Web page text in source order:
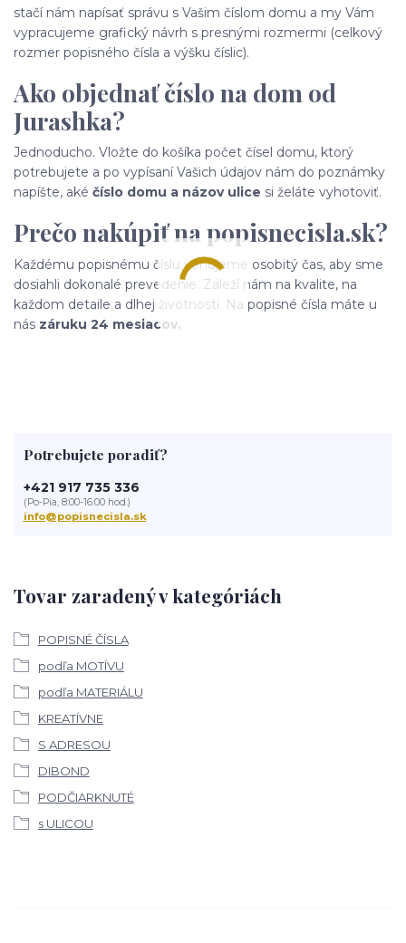
stačí nám napísať správu s Vašim číslom domu a my Vám
vypracujeme grafický návrh s presnými rozmermi (celkový
rozmer popisného čísla a výšku číslic).
Ako objednať číslo na dom od
Jurashka?
Jednoducho. Vložte do košíka počet čísel domu, ktorý
potrebujete a po vypísaní Vašich údajov nám do poznámky
napíšte, aké číslo domu a názov ulice si želáte vyhotoviť.
Prečo nakúpiť na popisnecisla.sk?
Každému popisnému číslu venujeme osobitý čas, aby sme
dosiahli dokonalé prevedenie. Záleží nám na kvalite, na
každom detaile a dlhej životnosti. Na popisné čísla máte u
nás záruku 24 mesiacov.
Tovar zaradený v kategóriách
POPISNÉ ČÍSLA
podľa MOTÍVU
podľa MATERIÁLU
KREATÍVNE
S ADRESOU
DIBOND
PODČIARKNUTÉ
s ULICOU
Potrebujete poradiť?
+421 917 735 336
(Po-Pia, 8:00-16:00 hod.)
info@popisnecisla.sk